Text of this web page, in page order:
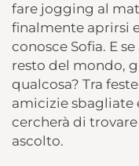
fare jogging al
finalmente aprirsi
conosce Sofia. E
resto del mondo,
qualcosa? Tra
amicizie sbagliate
cercherà di trovare
ascolto.